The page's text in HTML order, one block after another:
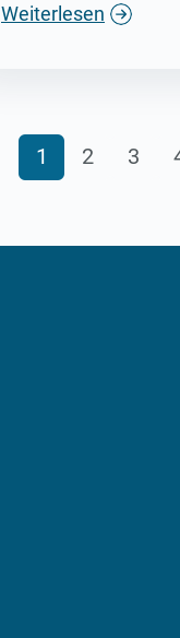
Weiterlesen
1 2 3